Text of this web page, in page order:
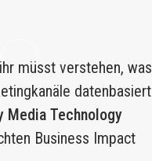
müsst verstehen, was
datenbasiert
Media Technology
Business Impact